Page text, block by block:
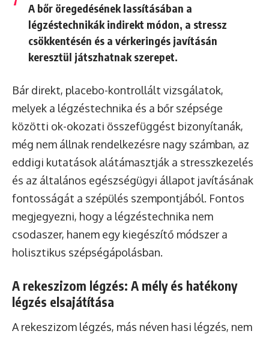
A bőr öregedésének lassításában a
légzéstechnikák indirekt módon, a stressz
csökkentésén és a vérkeringés javításán
keresztül játszhatnak szerepet.
Bár direkt, placebo-kontrollált vizsgálatok,
melyek a légzéstechnika és a bőr szépsége
közötti ok-okozati összefüggést bizonyítanák,
még nem állnak rendelkezésre nagy számban, az
eddigi kutatások alátámasztják a stresszkezelés
és az általános egészségügyi állapot javításának
fontosságát a szépülés szempontjából. Fontos
megjegyezni, hogy a légzéstechnika nem
csodaszer, hanem egy kiegészítő módszer a
holisztikus szépségápolásban.
A rekeszizom légzés: A mély és hatékony
légzés elsajátítása
A rekeszizom légzés, más néven hasi légzés, nem